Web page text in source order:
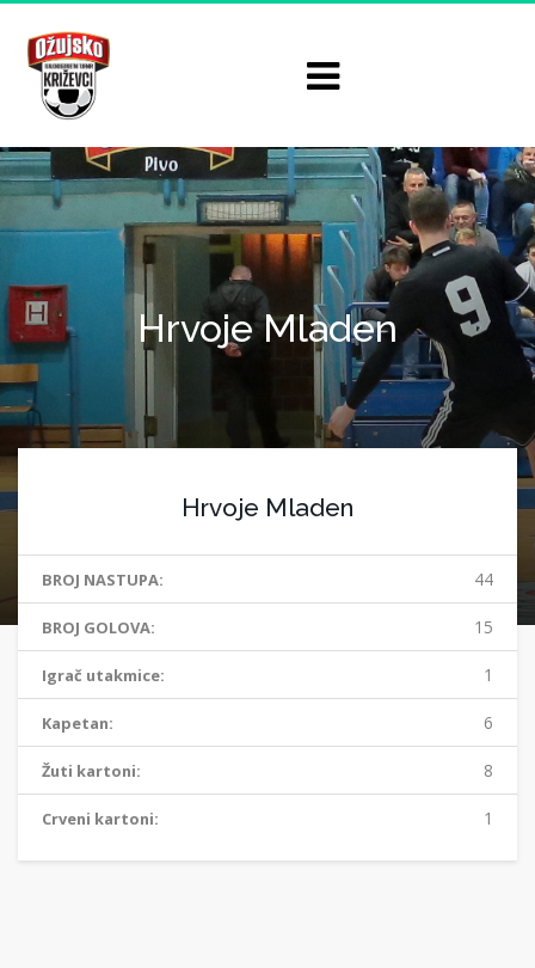
Hrvoje Mladen
Hrvoje Mladen
BROJ NASTUPA: 44
BROJ GOLOVA: 15
Igrač utakmice: 1
Kapetan: 6
Žuti kartoni: 8
Crveni kartoni: 1